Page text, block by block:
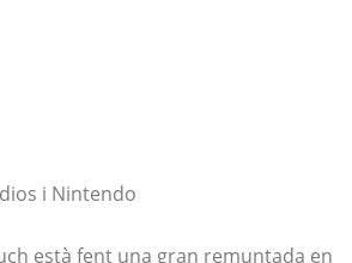
i Nintendo
està fent una gran remuntada en